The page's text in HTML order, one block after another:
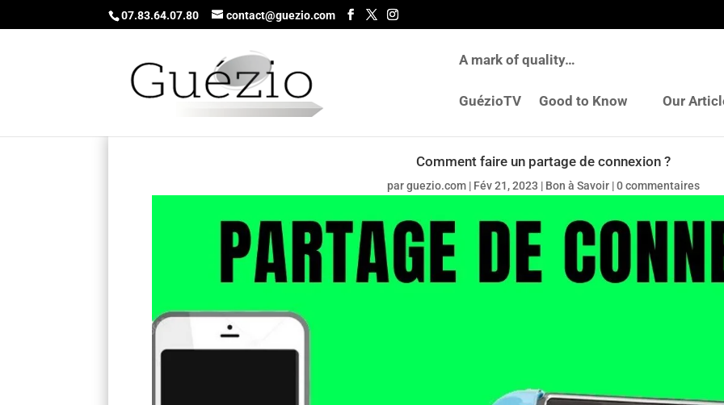
07.83.64.07.80 contact@guezio.com
A mark of quality…
GuézioTV Good to Know Our
Comment faire un partage de connexion ?
parguezio.com| Fév 21, 2023 | Bon à Savoir|0 commentaires